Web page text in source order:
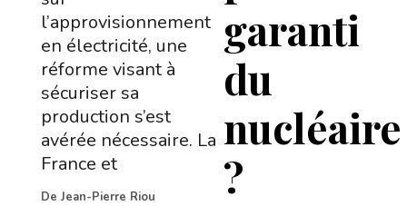
garanti
du
nucléaire
?
l’approvisionnement
en électricité, une
réforme visant à
sécuriser sa
production s’est
avérée nécessaire. La
France et
De Jean-Pierre Riou